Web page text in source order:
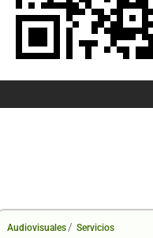
Audiovisuales / Servicios